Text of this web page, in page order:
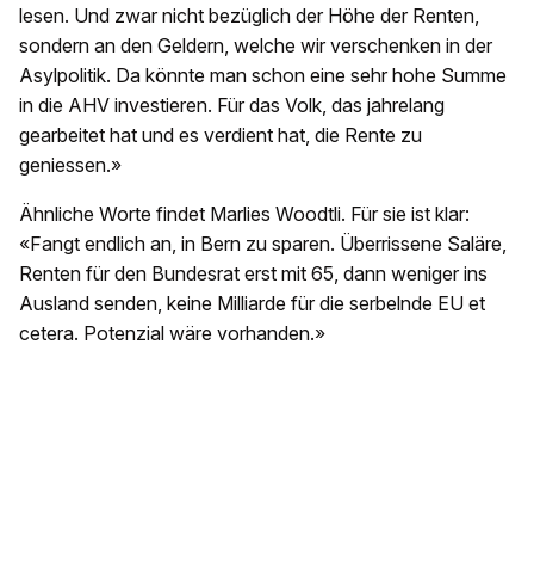
lesen. Und zwar nicht bezüglich der Höhe der Renten,
sondern an den Geldern, welche wir verschenken in der
Asylpolitik. Da könnte man schon eine sehr hohe Summe
in die AHV investieren. Für das Volk, das jahrelang
gearbeitet hat und es verdient hat, die Rente zu
geniessen.»
Ähnliche Worte findet Marlies Woodtli. Für sie ist klar:
«Fangt endlich an, in Bern zu sparen. Überrissene Saläre,
Renten für den Bundesrat erst mit 65, dann weniger ins
Ausland senden, keine Milliarde für die serbelnde EU et
cetera. Potenzial wäre vorhanden.»